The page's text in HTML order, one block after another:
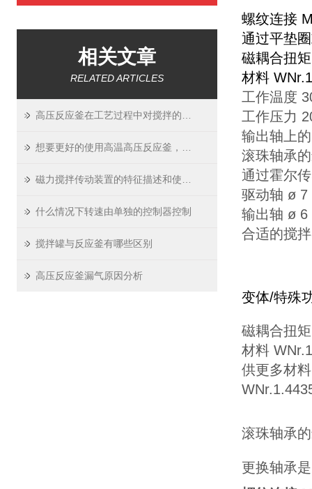
相关文章
RELATED ARTICLES
什么情况下转速由单独的控制器控制
搅拌罐与反应釜有哪些区别
高压反应釜漏气原因分析
螺纹连接
通过平垫
磁耦合扭
材料
工作温度
工作压力
输出轴上
滚珠轴承
通过霍尔
驱动轴 ø 7
输出轴 ø 6
合适的搅
变体/特殊
磁耦合扭
材料
供更多材
滚珠轴承
更换轴承